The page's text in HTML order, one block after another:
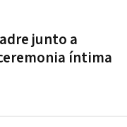
junto a
íntima